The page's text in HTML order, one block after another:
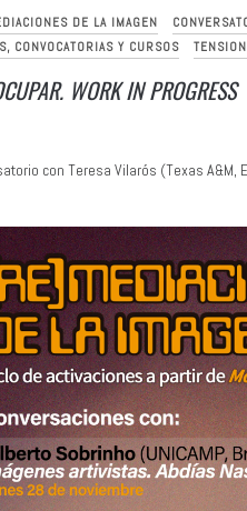
DE LA IMAGEN
CONVOCATORIAS Y CURSOS
WORK IN PROGRESS
con Teresa Vilarós (Texas A&M,